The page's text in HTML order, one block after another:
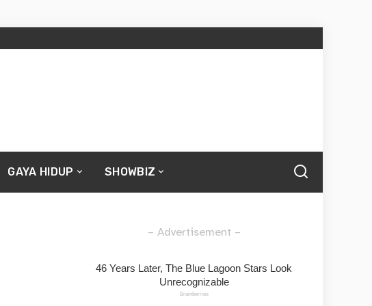
GAYA HIDUP SHOWBIZ
– Advertisement –